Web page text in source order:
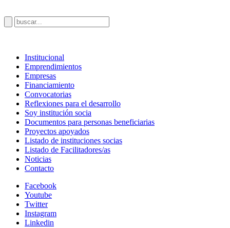
Institucional
Acerca de ANDE
Autoridades
Equipo
Organigrama
Sello Brava
Documentos de interés
Identidad gráfica ANDE
Transparencia
Gestión de Fondos
Trabajá con ANDE
Emprendimientos
Empresas
Financiamiento
Convocatorias
Reflexiones para el desarrollo
Soy institución socia
Documentos para personas beneficiarias
Proyectos apoyados
Listado de instituciones socias
Listado de Facilitadores/as
Consultores/as RUNAEV
Facilitadores/as ANDE
Noticias
Contacto
Facebook
Youtube
Twitter
Instagram
Linkedin